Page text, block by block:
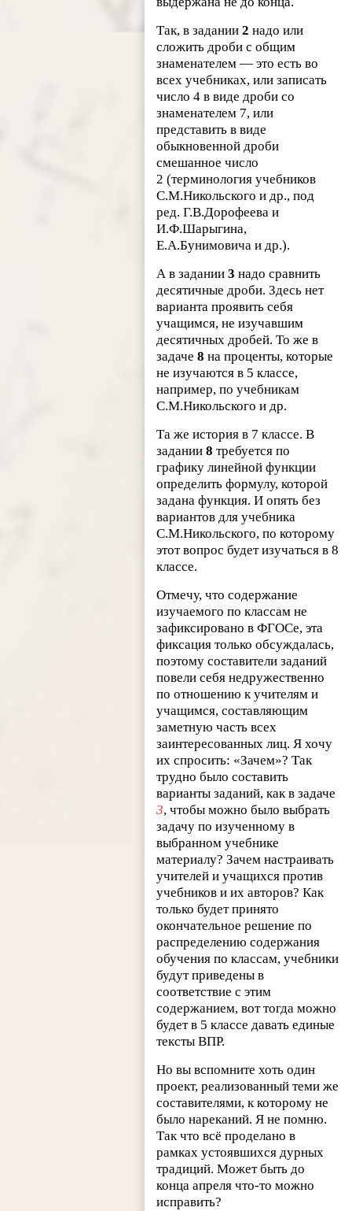
Так, в задании2 надо или
сложить дроби с общим
знаменателем — это есть во
всех учебниках, или записать
число 4 в виде дроби со
знаменателем 7, или
представить в виде
обыкновенной дроби
смешанное число
2 (терминология учебников
С.М.Никольского и др., под
ред. Г.В.Дорофеева и
И.Ф.Шарыгина,
Е.А.Бунимовича и др.).
А в задании3надо сравнить
десятичные дроби. Здесь нет
варианта проявить себя
учащимся, не изучавшим
десятичных дробей. То же в
задаче8на проценты, которые
не изучаются в 5 классе,
например, по учебникам
С.М.Никольского и др.
Та же история в 7 классе. В
задании8 требуется по
графику линейной функции
определить формулу, которой
задана функция. И опять без
вариантов для учебника
С.М.Никольского, по которому
этот вопрос будет изучаться в 8
классе.
Отмечу, что содержание
изучаемого по классам не
зафиксировано в ФГОСе, эта
фиксация только обсуждалась,
поэтому составители заданий
повели себя недружественно
по отношению к учителям и
учащимся, составляющим
заметную часть всех
заинтересованных лиц. Я хочу
их спросить: «Зачем»? Так
трудно было составить
варианты заданий, как в задаче
3, чтобы можно было выбрать
задачу по изученному в
выбранном учебнике
материалу? Зачем настраивать
учителей и учащихся против
учебников и их авторов? Как
только будет принято
окончательное решение по
распределению содержания
обучения по классам, учебники
будут приведены в
соответствие с этим
содержанием, вот тогда можно
будет в 5 классе давать единые
тексты ВПР.
Но вы вспомните хоть один
проект, реализованный теми же
составителями, к которому не
было нареканий. Я не помню.
Так что всё проделано в
рамках устоявшихся дурных
традиций. Может быть до
конца апреля что-то можно
исправить?